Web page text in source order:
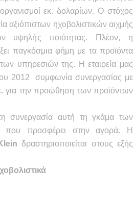
εκ. δολαρίων. Ο στόχος
αξιόπιστων ηχοβολιστικών αιχμής
υψηλής ποιότητας. Πλέον, η
παγκόσμια φήμη με τα προϊόντα
υπηρεσιών της. Η εταιρεία μας
2012 συμφωνία συνεργασίας με
για την προώθηση των προϊόντων
συνεργασία αυτή τη γκάμα των
που προσφέρει στην αγορά. Η
δραστηριοποιείται στους εξής